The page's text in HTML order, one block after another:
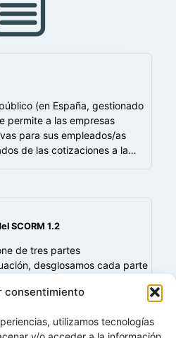
consentimiento
utilizamos tecnologías
(en España, gestionado
permite a las empresas
para sus empleados/as
de las cotizaciones a la…
SCORM 1.2
de tres partes
desglosamos cada parte
debe organizarse el contenido